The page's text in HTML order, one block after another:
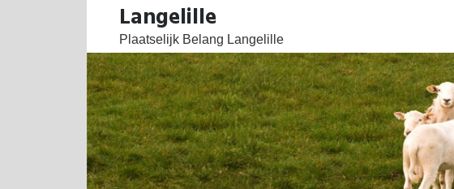
Langelille
Plaatselijk Belang Langelille